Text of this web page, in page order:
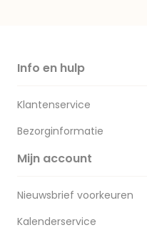
Info en hulp
Klantenservice
Bezorginformatie
Mijn account
Nieuwsbrief voorkeuren
Kalenderservice